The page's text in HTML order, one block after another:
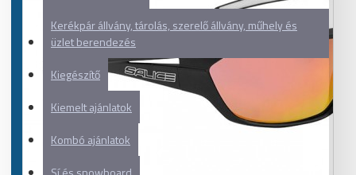
Kerékpár állvány, tárolás, szerelő állvány, műhely és
üzlet berendezés
Kiegészítő
Kiemelt ajánlatok
Kombó ajánlatok